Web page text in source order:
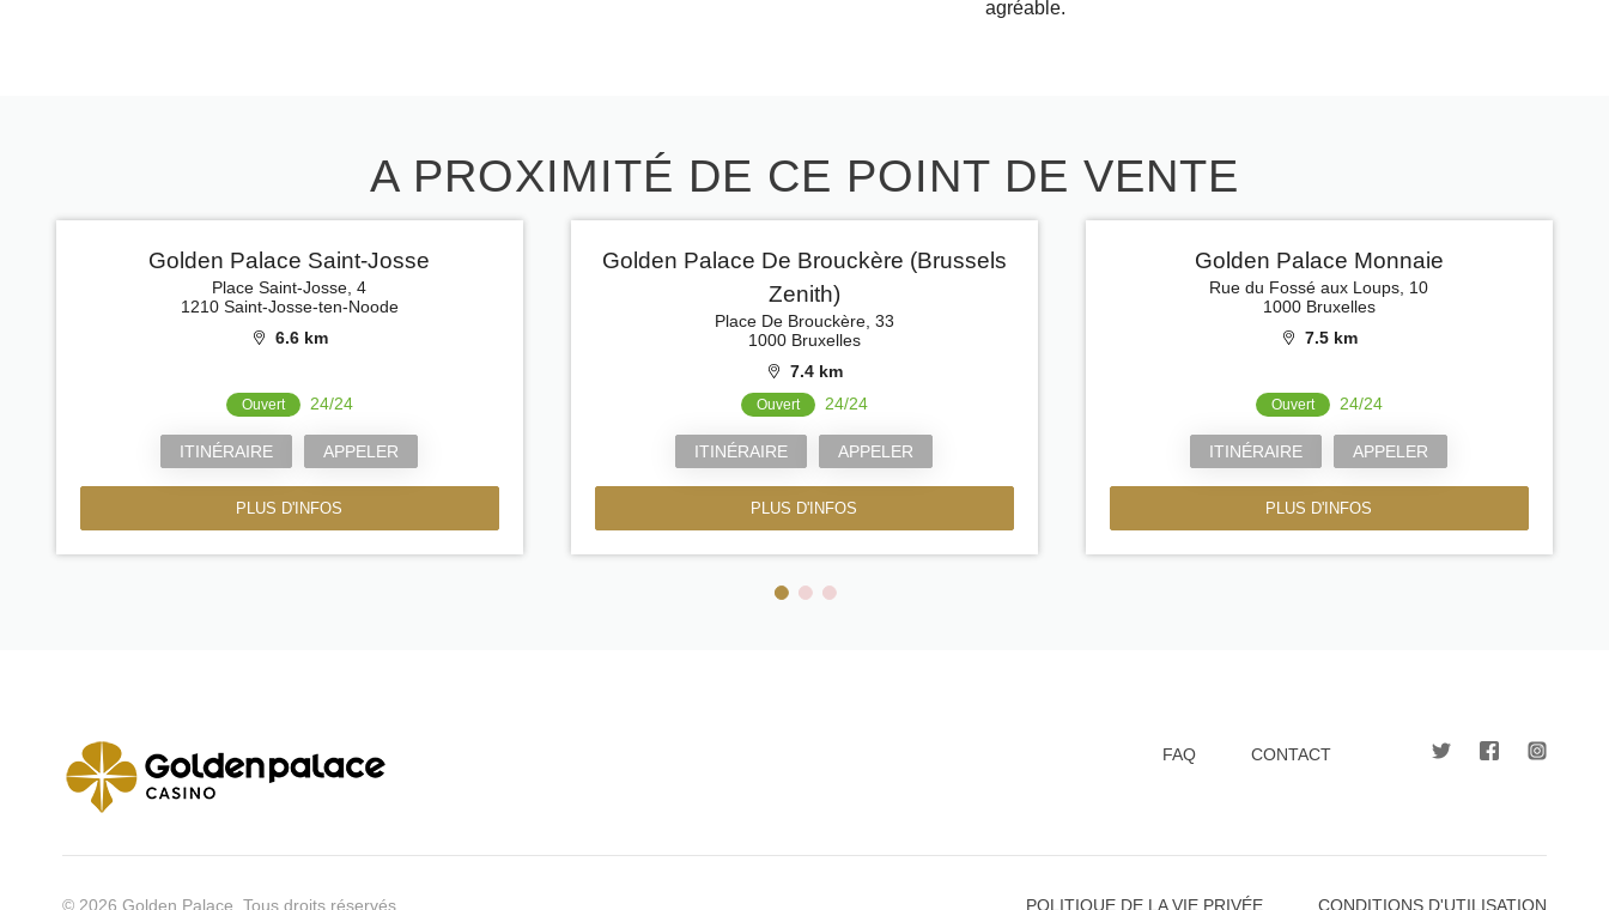
agréable.
A PROXIMITÉ DE CE POINT DE VENTE
Golden Palace Saint-Josse
Place Saint-Josse, 4
1210 Saint-Josse-ten-Noode
6.6 km
Ouvert 24/24
ITINÉRAIRE APPELER
PLUS D'INFOS
Golden Palace De Brouckère (Brussels
Zenith)
Place De Brouckère, 33
1000 Bruxelles
7.4 km
Ouvert 24/24
ITINÉRAIRE APPELER
PLUS D'INFOS
Golden Palace Monnaie
Rue du Fossé aux Loups, 10
1000 Bruxelles
7.5 km
Ouvert 24/24
ITINÉRAIRE APPELER
PLUS D'INFOS
FAQ CONTACT
POLITIQUE DE LA VIE PRIVÉE CONDITIONS D'UTILISATION
© 2026 Golden Palace. Tous droits réservés.